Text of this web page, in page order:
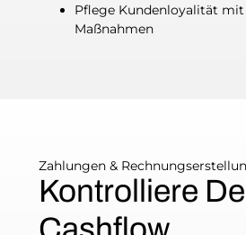
Pflege Kundenloyalität
Maßnahmen
Zahlungen &
Kontrolliere